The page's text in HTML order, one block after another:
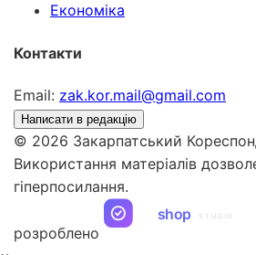
Економіка
Контакти
Email: zak.kor.mail@gmail.com
Написати в редакцію
© 2026 Закарпатський
Використання матеріалів
гіперпосилання.
розроблено
shop STUDIO